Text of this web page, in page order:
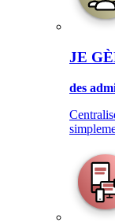
JE
des